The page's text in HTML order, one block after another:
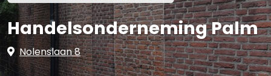
Handelsonderneming Palm
Nolenslaan 8